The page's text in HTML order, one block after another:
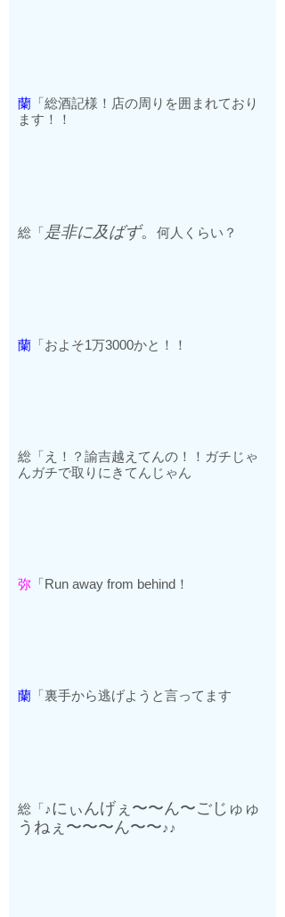
蘭 「総酒記様！店の周りを囲まれており
ます！！
総「是非に及ばず。 何人くらい？
蘭 「およそ1万3000かと！！
総「え！？諭吉越えてんの！！ガチじゃ
んガチで取りにきてんじゃん
弥 「Run away from behind ！
蘭 「裏手から逃げようと言ってます
総「♪にぃんげぇ〜〜ん〜ごじゅゅ
うねぇ〜〜〜ん〜〜♪♪